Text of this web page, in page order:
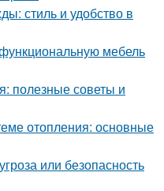
стиль и удобство в
мебель
полезные советы и
отопления: основные
или безопасность